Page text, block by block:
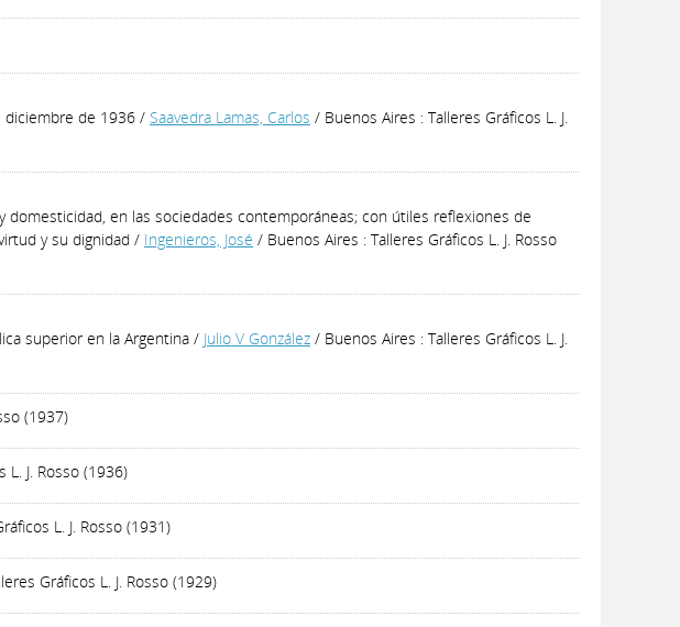
diciembre de 1936 / Saavedra Lamas, Carlos / Buenos Aires : Talleres Gráficos L. J.
en las sociedades contemporáneas; con útiles reflexiones de
y su dignidad / Ingenieros, José / Buenos Aires : Talleres Gráficos L. J. Rosso
superior en la Argentina / Julio V González / Buenos Aires : Talleres Gráficos L. J.
(1937)
J. Rosso (1936)
L. J. Rosso (1931)
Gráficos L. J. Rosso (1929)